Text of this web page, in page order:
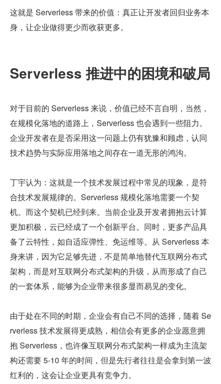
这就是 Serverless 带来的价值：真正让开发者回归业务本
身，让企业做得更少而收获更多。
Serverless 推进中的困境和破局
对于目前的 Serverless 来说，价值已经不言自明，当然，
在规模化落地的道路上，Serverless 也会遇到一些阻力。
企业开发者在是否采用这一问题上仍有犹豫和顾虑，认同
技术趋势与实际应用落地之间存在一道无形的鸿沟。
丁宇认为：这就是一个技术发展过程中常见的现象，是符
合技术发展规律的。Serverless 规模化落地需要一个契
机。而这个契机已经到来。当前企业及开发者拥抱云计算
更加积极，云已经成了一个创新平台。同时，更多产品具
备了云特性，如自适应弹性、免运维等。从 Serverless 本
身来讲，因为它足够先进，不是简单地替代互联网分布式
架构，而是对互联网分布式架构的升级，从而形成了自己
的一套体系，能够为企业带来很多显而易见的变化。
由于处在不同的时期，企业会有自己不同的选择，随着 Se
rverless 技术发展得更成熟，相信会有更多的企业愿意拥
抱 Serverless，也许像互联网分布式架构一样成为主流架
构还需要 5-10 年的时间，但是先行者往往是会拿到第一波
红利的，这会让企业更具有竞争力。